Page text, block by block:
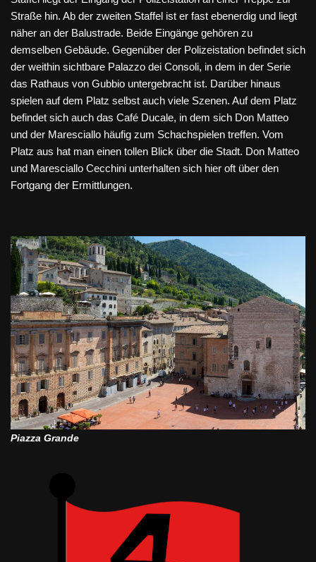
Straße hin. Ab der zweiten Staffel ist er fast ebenerdig und liegt
näher an der Balustrade. Beide Eingänge gehören zu
demselben Gebäude. Gegenüber der Polizeistation befindet sich
der weithin sichtbare Palazzo dei Consoli, in dem in der Serie
das Rathaus von Gubbio untergebracht ist. Darüber hinaus
spielen auf dem Platz selbst auch viele Szenen. Auf dem Platz
befindet sich auch das Café Ducale, in dem sich Don Matteo
und der Maresciallo häufig zum Schachspielen treffen. Vom
Platz aus hat man einen tollen Blick über die Stadt. Don Matteo
und Maresciallo Cecchini unterhalten sich hier oft über den
Fortgang der Ermittlungen.
Piazza Grande